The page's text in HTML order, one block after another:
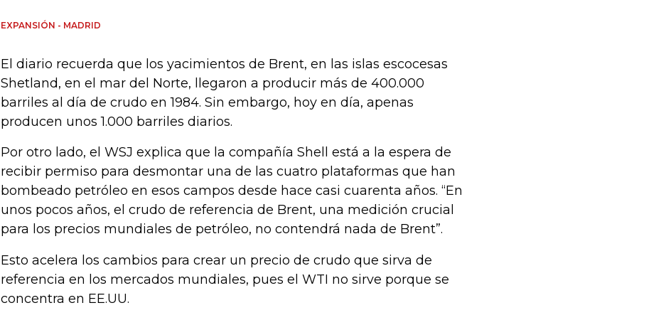
EXPANSIÓN - MADRID
El diario recuerda que los yacimientos de Brent, en las islas escocesas
Shetland, en el mar del Norte, llegaron a producir más de 400.000
barriles al día de crudo en 1984. Sin embargo, hoy en día, apenas
producen unos 1.000 barriles diarios.
Por otro lado, el WSJ explica que la compañía Shell está a la espera de
recibir permiso para desmontar una de las cuatro plataformas que han
bombeado petróleo en esos campos desde hace casi cuarenta años. “En
unos pocos años, el crudo de referencia de Brent, una medición crucial
para los precios mundiales de petróleo, no contendrá nada de Brent”.
Esto acelera los cambios para crear un precio de crudo que sirva de
referencia en los mercados mundiales, pues el WTI no sirve porque se
concentra en EE.UU.